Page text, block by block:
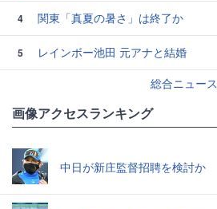
4 関東「真夏の暑さ」は終了か
5
レインボー池田 元アナと結婚
総合ニュー
画像アクセスランキング
中日が新庄監督招聘を検討か